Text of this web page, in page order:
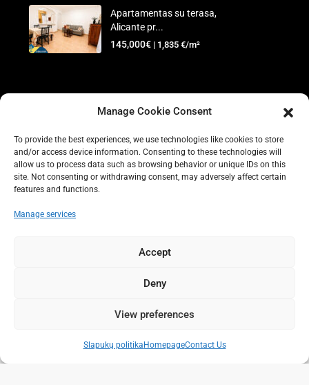
Manage Cookie Consent
To provide the best experiences, we use technologies like cookies to store
and/or access device information. Consenting to these technologies will
allow us to process data such as browsing behavior or unique IDs on this
site. Not consenting or withdrawing consent, may adversely affect certain
features and functions.
Manage services
Accept
Deny
View preferences
Slapukų politika HomepageContact Us
Apartamentas su terasa,
Alicante pr...
145,000€ | 1,835 €/m²
©2025 IS Real Estate
administravimasAutomobilių nuomaKontaktai
+34 865 945
773
Slapukų politika (ES)Įsipareigojimas saugoti asmens
duomenis (ES)